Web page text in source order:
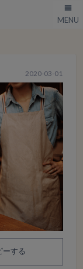
2020-03-01
ーする